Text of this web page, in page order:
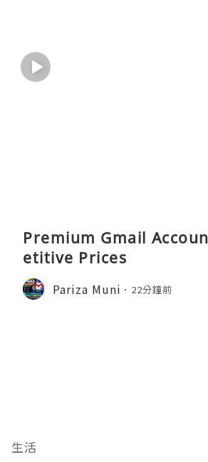
Premium Gmail
etitive Prices
Pariza Muni 22分鐘前
生活